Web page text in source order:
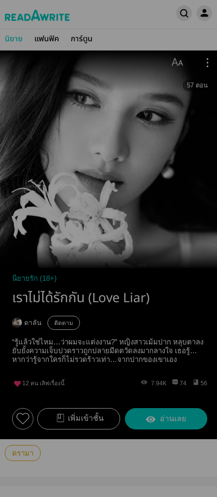
นิยาย แฟนฟิค การ์ตูน
57 ตอน
นิยายรัก (18+)
เราไม่ได้รักกัน (Love Liar)
ดาลัน ติดตาม
“รู้แล้วใช่ไหม…ว่าผมจะแต่งงาน?” หญิงสาวเม้มปาก หลุบตาลง
ยับยั้งความเจ็บปวดราวถูกปลายมีดตวัดลงมากลางใจ เธอรู้…
หากว่ารู้จากใครก็ไม่รวดร้าวเท่า…จากปากของเขาเอง
12 คน เลิฟเรื่องนี้ 7.94K 74 56
เพิ่มเข้าชั้น อ่านเลย
ดรามา